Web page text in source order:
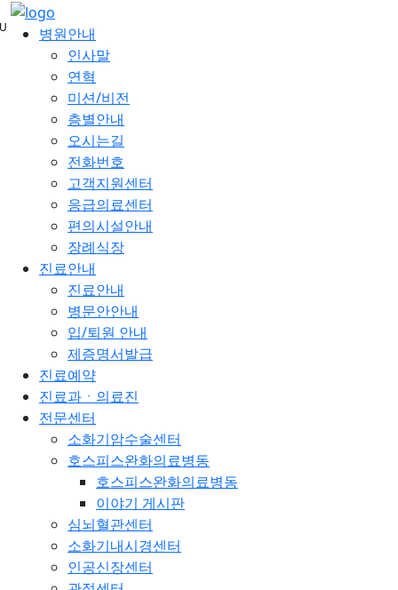
메
뉴
병원안내
인사말
연혁
미션/비전
층별안내
오시는길
전화번호
고객지원센터
응급의료센터
편의시설안내
장례식장
진료안내
진료안내
병문안안내
입/퇴원 안내
제증명서발급
진료예약
진료과ㆍ의료진
전문센터
소화기암수술센터
호스피스완화의료병동
호스피스완화의료병동
이야기 게시판
심뇌혈관센터
소화기내시경센터
인공신장센터